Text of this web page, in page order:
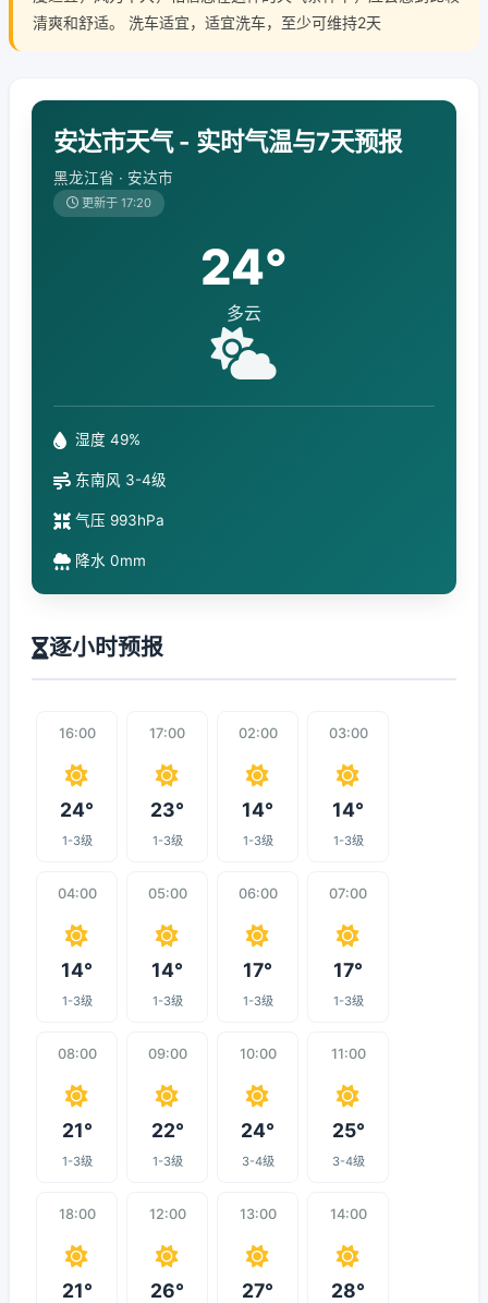
清爽和舒适。 洗车适宜，适宜洗车，至少可维持2天
安达市天气 - 实时气温与7天预报
黑龙江省 · 安达市
更新于 17:20
24°
多云
湿度 49%
东南风 3-4级
气压 993hPa
降水 0mm
逐小时预报
16:00
24°
1-3级
17:00
23°
1-3级
02:00
14°
1-3级
03:00
14°
1-3级
04:00
14°
1-3级
05:00
14°
1-3级
06:00
17°
1-3级
07:00
17°
1-3级
08:00
21°
1-3级
09:00
22°
1-3级
10:00
24°
3-4级
11:00
25°
3-4级
18:00
21°
12:00
26°
13:00
27°
14:00
28°